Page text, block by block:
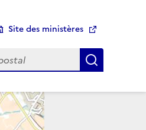
Site des ministères